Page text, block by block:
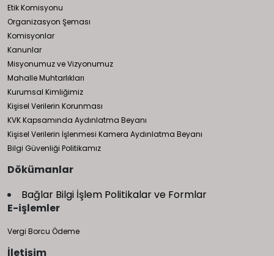
Etik Komisyonu
Organizasyon Şeması
Komisyonlar
Kanunlar
Misyonumuz ve Vizyonumuz
Mahalle Muhtarlıkları
Kurumsal Kimliğimiz
Kişisel Verilerin Korunması
KVK Kapsamında Aydınlatma Beyanı
Kişisel Verilerin İşlenmesi Kamera Aydınlatma Beyanı
Bilgi Güvenliği Politikamız
Dökümanlar
Bağlar Bilgi İşlem Politikalar ve Formlar
E-işlemler
Vergi Borcu Ödeme
İletişim